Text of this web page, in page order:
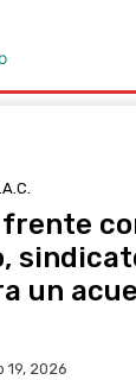
un
19, 2026